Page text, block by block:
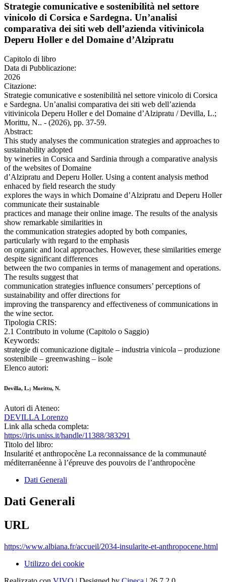
Strategie comunicative e sostenibilità nel settore
vinicolo di Corsica e Sardegna. Un’analisi
comparativa dei siti web dell’azienda vitivinicola
Deperu Holler e del Domaine d’Alzipratu
Capitolo di libro
Data di Pubblicazione:
2026
Citazione:
Strategie comunicative e sostenibilità nel settore vinicolo di Corsica
e Sardegna. Un’analisi comparativa dei siti web dell’azienda
vitivinicola Deperu Holler e del Domaine d’Alzipratu / Devilla, L.;
Morittu, N.. - (2026), pp. 37-59.
Abstract:
This study analyses the communication strategies and approaches to
sustainability adopted
by wineries in Corsica and Sardinia through a comparative analysis
of the websites of Domaine
d’Alzipratu and Deperu Holler. Using a content analysis method
enhaced by field research the study
explores the ways in which Domaine d’Alzipratu and Deperu Holler
communicate their sustainable
practices and manage their online image. The results of the analysis
show remarkable similarities in
the communication strategies adopted by both companies,
particularly with regard to the emphasis
on organic and local approaches. However, these similarities emerge
despite significant differences
between the two companies in terms of management and operations.
The results suggest that
communication strategies influence consumers’ perceptions of
sustainability and offer directions for
improving the transparency and effectiveness of communications in
the wine sector.
Tipologia CRIS:
2.1 Contributo in volume (Capitolo o Saggio)
Keywords:
strategie di comunicazione digitale – industria vinicola – produzione
sostenibile – greenwashing – isole
Elenco autori:
Devilla, L.; Morittu, N.
Autori di Ateneo:
DEVILLA Lorenzo
Link alla scheda completa:
https://iris.uniss.it/handle/11388/383291
Titolo del libro:
Insularité et anthropocène La reconnaissance de la communauté
méditerranéenne à l’épreuve des pouvoirs de l’anthropocène
Dati Generali
Dati Generali
URL
https://www.albiana.fr/accueil/2034-insularite-et-anthropocene.html
Utilizzo dei cookie